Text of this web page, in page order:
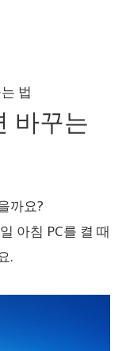
법
바꾸는
까요?
아침 PC를 켤 때
.